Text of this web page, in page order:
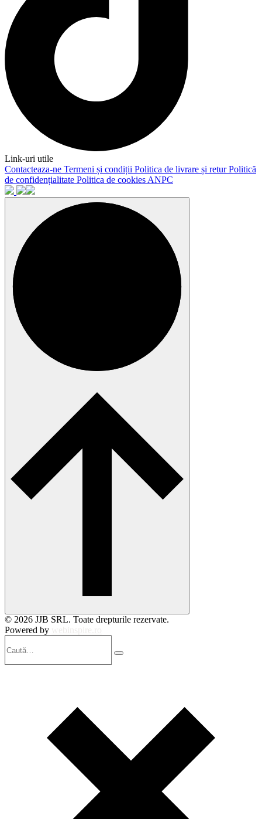
Link-uri utile
Contacteaza-ne Termeni și condiții Politica de livrare și returPolitică
de confidențialitate Politica de cookies ANPC
© 2026 JJB SRL. Toate drepturile rezervate.
Powered by
Search